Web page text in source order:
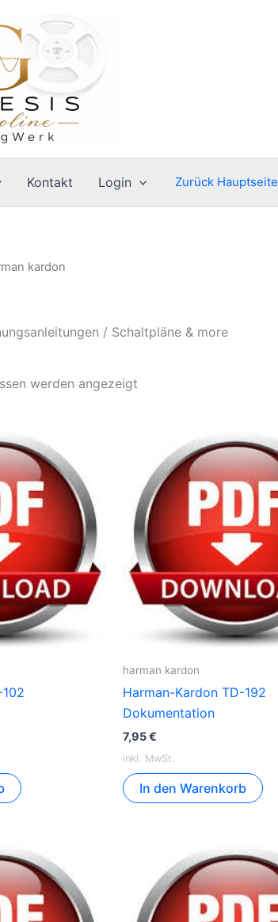
Kontakt Login Zurück Hauptseite
kardon
/ Schaltpläne & more
werden angezeigt
harman kardon
Harman-Kardon TD-192
Dokumentation
7,95€
inkl. MwSt.
In den Warenkorb